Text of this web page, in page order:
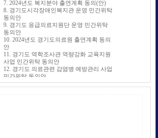
7. 2024년도 복지분야 출연계획 동의(안)
8. 경기도시각장애인복지관 운영 민간위탁
동의안
9. 경기도 응급의료지원단 운영 민간위탁
동의안
10. 2024년도 경기도의료원 출연계획 동의
안
11. 경기도 역학조사관 역량강화 교육지원
사업 민간위탁 동의안
12. 경기도 의료관련 감염병 예방관리 사업
민간위탁 동의안
13. 경기도 한방난임사업 지원 사무의 민간